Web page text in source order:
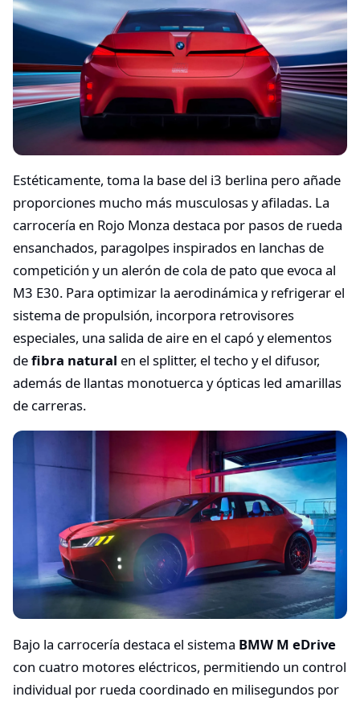
Estéticamente, toma la base del i3 berlina pero añade
proporciones mucho más musculosas y afiladas. La
carrocería en Rojo Monza destaca por pasos de rueda
ensanchados, paragolpes inspirados en lanchas de
competición y un alerón de cola de pato que evoca al
M3 E30. Para optimizar la aerodinámica y refrigerar el
sistema de propulsión, incorpora retrovisores
especiales, una salida de aire en el capó y elementos
defibra natural en el splitter, el techo y el difusor,
además de llantas monotuerca y ópticas led amarillas
de carreras.
Bajo la carrocería destaca el sistema BMW M eDrive
con cuatro motores eléctricos, permitiendo un control
individual por rueda coordinado en milisegundos por